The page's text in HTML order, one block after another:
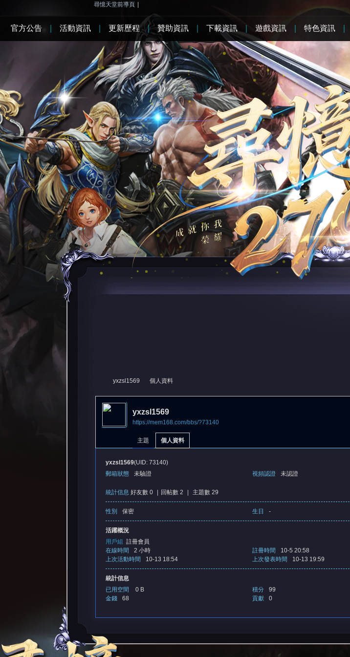
尋憶天堂前導頁
天
yxzsl1569
›
個人資料
yxzsl1569
https://mem168.com/bbs/?73140
主題 個人資料
yxzsl1569(UID: 73140)
郵箱狀態
未驗證 視頻認證 未認證
統計信息 好友數 0 回帖數 2 主題數 29
性別 保密 生日 -
活躍概況
用戶組 註冊會員
在線時間
2 小時 註冊時間 10-5 20:58
上次活動時間
10-13 18:54 上次發表時間 10-13 19:59
統計信息
已用空間
0 B 積分 99
金錢
68 貢獻 0